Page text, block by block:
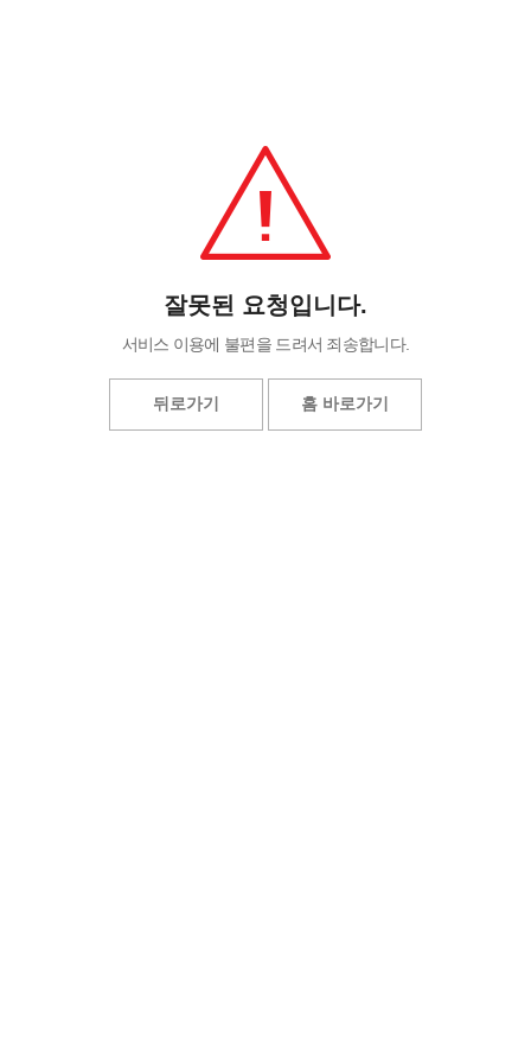
잘못된 요청입니다.
서비스 이용에 불편을 드려서 죄송합니다.
뒤로가기 홈 바로가기